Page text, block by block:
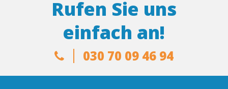
Rufen Sie uns
einfach an!
030 70 09 46 94